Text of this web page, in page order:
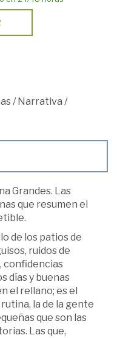
/ Narrativa /
Grandes. Las
que resumen el
de los patios de
ruidos de
confidencias
días y buenas
el rellano; es el
la de la gente
que son las
Las que,